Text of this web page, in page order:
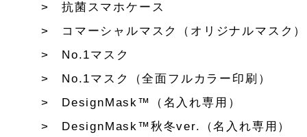
抗菌スマホケース
コマーシャルマスク（オリジナルマスク）
No.1マスク
No.1マスク（全面フルカラー印刷）
DesignMask™（名入れ専用）
DesignMask™秋冬ver.（名入れ専用）